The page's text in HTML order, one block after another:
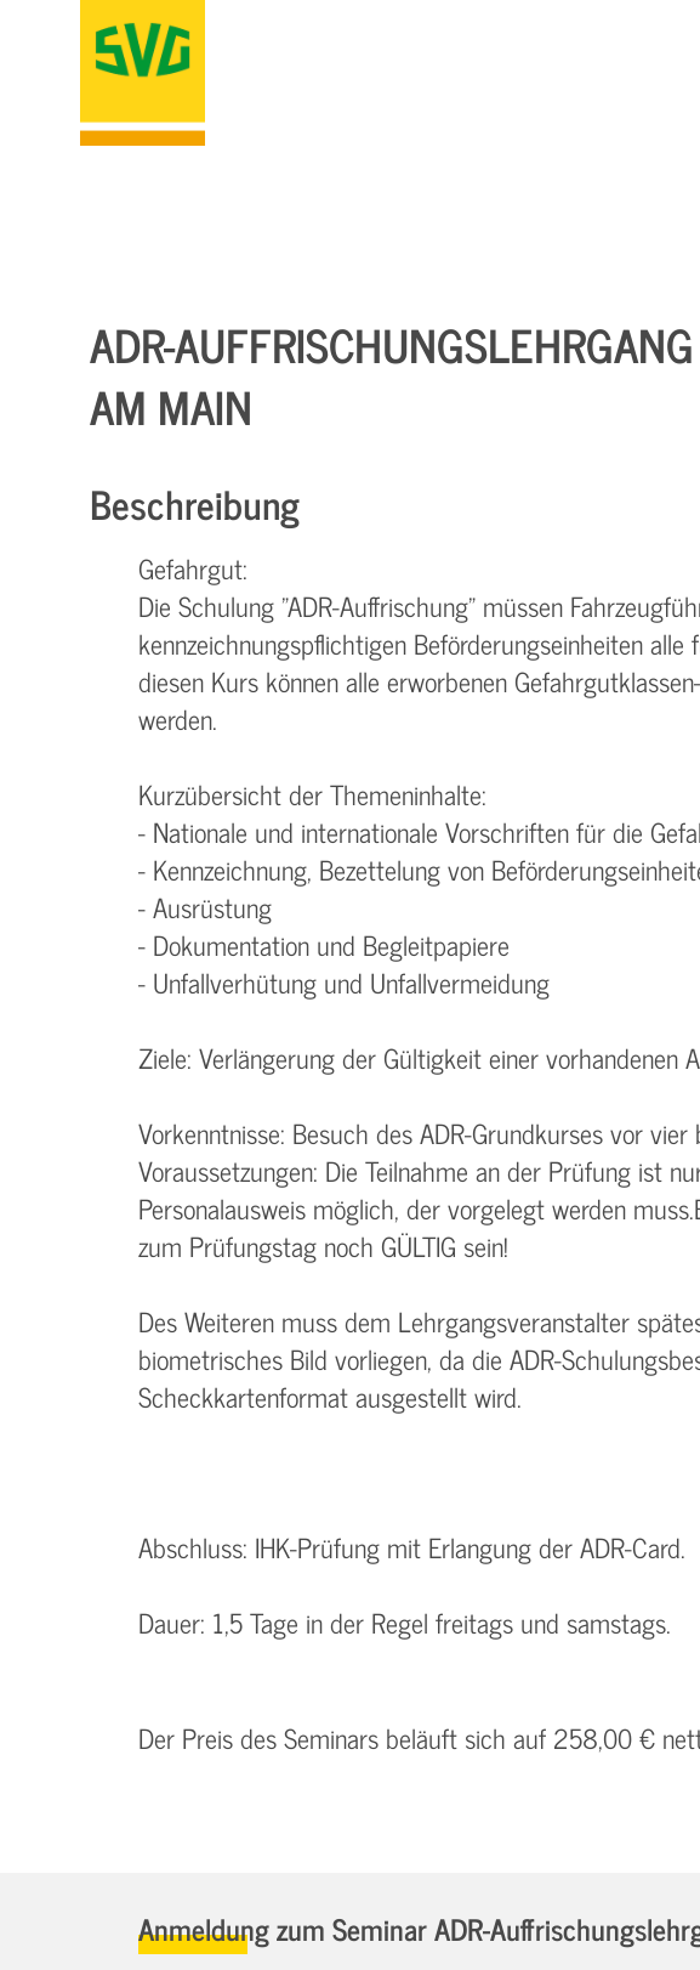
ADR-
AM MAIN
Beschreibung
Gefahrgut:
Die Schulung "ADR-Auffrischung" müssen
kennzeichnungspflichtigen Beförderungseinheiten
diesen Kurs können alle erworbenen
werden.
Kurzübersicht der Themeninhalte:
- Nationale und internationale Vorschriften für die
- Kennzeichnung, Bezettelung von
- Ausrüstung
- Dokumentation und Begleitpapiere
- Unfallverhütung und Unfallvermeidung
Ziele: Verlängerung der Gültigkeit einer vorhandenen
Vorkenntnisse: Besuch des ADR-Grundkurses vor
Voraussetzungen: Die Teilnahme an der Prüfung ist
Personalausweis möglich, der vorgelegt werden
zum Prüfungstag noch GÜLTIG sein!
Des Weiteren muss dem Lehrgangsveranstalter
biometrisches Bild vorliegen, da die ADR-
Scheckkartenformat ausgestellt wird.
Abschluss: IHK-Prüfung mit Erlangung der ADR-Card.
Dauer: 1,5 Tage in der Regel freitags und samstags.
Der Preis des Seminars beläuft sich auf 258,00 €
Anmeldung zum Seminar ADR-